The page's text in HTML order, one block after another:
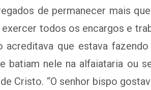
de permanecer mais
todos os encargos e
acreditava que estava
batiam nele na alfaiataria ou
Cristo. “O senhor bispo